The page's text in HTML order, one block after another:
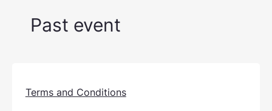
Past event
Terms and Conditions